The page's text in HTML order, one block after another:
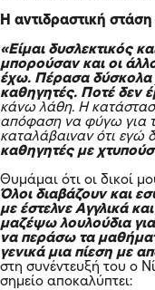
Η αντιδραστική
«Είµαι δυσλεκτικός
μπορούσαν και οι
έχω. Πέρασα δύσκολα
καθηγητές. Ποτέ δεν
κάνω λάθη. Η
απόφαση να φύγω για
καταλάβαιναν ότι εγώ
καθηγητές µε
Θυμάμαι ότι οι δικοί
Όλοι διαβάζουν και
µε έστελνε Αγγλικά
μαζέψω λουλούδια
να περάσω τα
γενικά µια πίεση µε
στη συνέντευξή του ο
σημείο αποκαλύπτει: